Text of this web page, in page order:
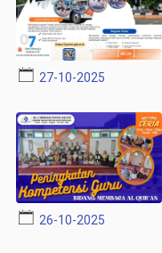
27-10-2025
26-10-2025